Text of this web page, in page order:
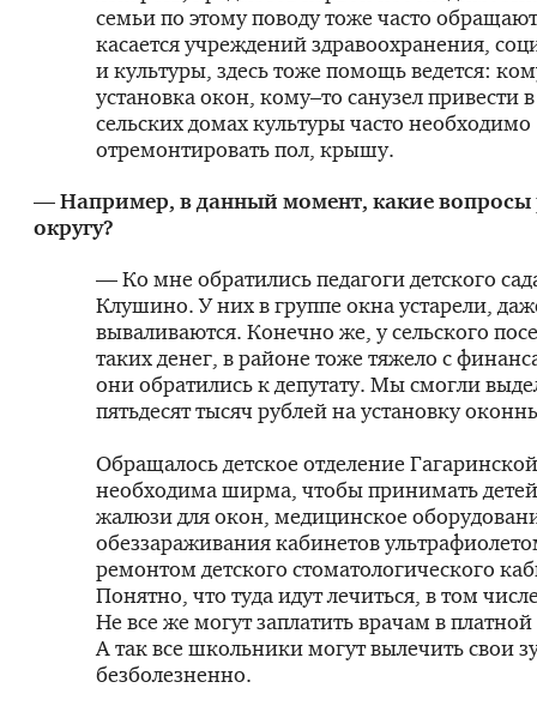
семьи по этому поводу тоже часто
касается учреждений здравоохранения,
и культуры, здесь тоже помощь ведется:
установка окон, кому–то санузел привести
сельских домах культуры часто необходимо
отремонтировать пол, крышу.
— Например, в данный момент, какие вопросы
округу?
— Ко мне обратились педагоги детского
Клушино. У них в группе окна устарели,
вываливаются. Конечно же, у сельского
таких денег, в районе тоже тяжело с
они обратились к депутату. Мы смогли
пятьдесят тысяч рублей на установку
Обращалось детское отделение
необходима ширма, чтобы принимать
жалюзи для окон, медицинское
обеззараживания кабинетов
ремонтом детского стоматологического
Понятно, что туда идут лечиться, в том
Не все же могут заплатить врачам в
А так все школьники могут вылечить свои
безболезненно.